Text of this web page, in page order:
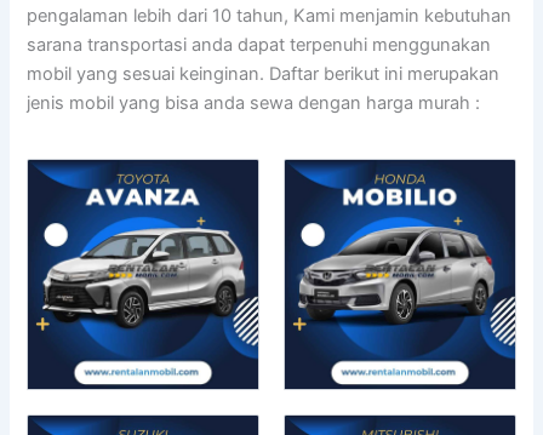
pengalaman lebih dari 10 tahun, Kami menjamin kebutuhan
sarana transportasi anda dapat terpenuhi menggunakan
mobil yang sesuai keinginan. Daftar berikut ini merupakan
jenis mobil yang bisa anda sewa dengan harga murah :